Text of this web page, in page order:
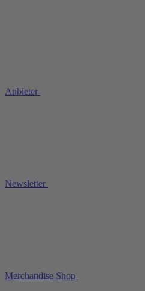
Anbieter
Newsletter
Merchandise Shop